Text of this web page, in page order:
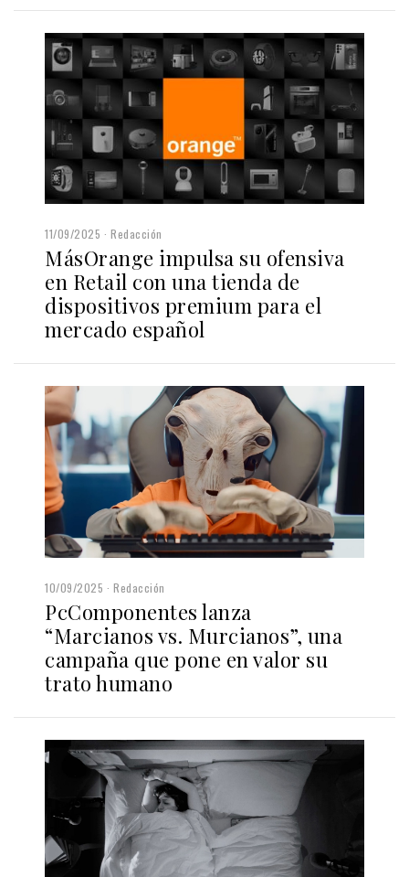
11/09/2025 Redacción
MásOrange impulsa su ofensiva
en Retail con una tienda de
dispositivos premium para el
mercado español
10/09/2025 Redacción
PcComponentes lanza
“Marcianos vs. Murcianos”, una
campaña que pone en valor su
trato humano